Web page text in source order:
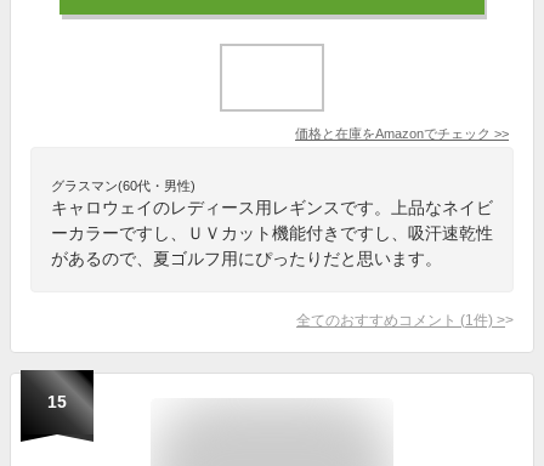
価格と在庫をAmazonでチェック >>
グラスマン(60代・男性)
キャロウェイのレディース用レギンスです。上品なネイビ
ーカラーですし、ＵＶカット機能付きですし、吸汗速乾性
があるので、夏ゴルフ用にぴったりだと思います。
全てのおすすめコメント (1 件) >
15